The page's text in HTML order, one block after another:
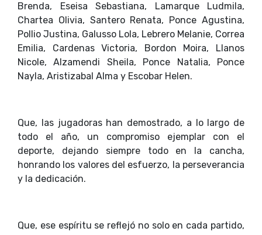
Brenda, Eseisa Sebastiana, Lamarque Ludmila,
Chartea Olivia, Santero Renata, Ponce Agustina,
Pollio Justina, Galusso Lola, Lebrero Melanie, Correa
Emilia, Cardenas Victoria, Bordon Moira, Llanos
Nicole, Alzamendi Sheila, Ponce Natalia, Ponce
Nayla, Aristizabal Alma y Escobar Helen.
Que, las jugadoras han demostrado, a lo largo de
todo el año, un compromiso ejemplar con el
deporte, dejando siempre todo en la cancha,
honrando los valores del esfuerzo, la perseverancia
y la dedicación.
Que, ese espíritu se reflejó no solo en cada partido,